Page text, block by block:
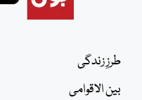
طرزِ زندگی
بین الاقوامی